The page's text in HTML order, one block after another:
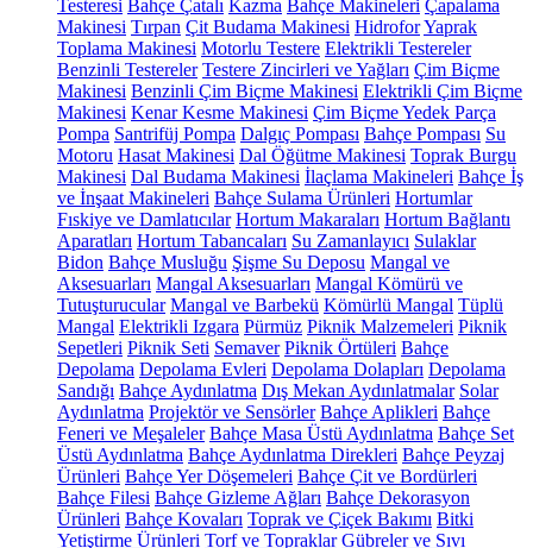
Testeresi Bahçe Çatalı Kazma Bahçe Makineleri Çapalama
Makinesi Tırpan Çit Budama Makinesi HidroforYaprak
Toplama Makinesi Motorlu Testere Elektrikli Testereler
Benzinli Testereler Testere Zincirleri ve Yağları Çim Biçme
Makinesi Benzinli Çim Biçme Makinesi Elektrikli Çim Biçme
Makinesi Kenar Kesme Makinesi Çim Biçme Yedek Parça
Pompa Santrifüj Pompa Dalgıç Pompası Bahçe Pompası Su
Motoru Hasat Makinesi Dal Öğütme Makinesi Toprak Burgu
Makinesi Dal Budama Makinesi İlaçlama Makineleri Bahçe İş
ve İnşaat Makineleri Bahçe Sulama Ürünleri Hortumlar
Fıskiye ve Damlatıcılar Hortum Makaraları Hortum Bağlantı
Aparatları Hortum Tabancaları Su Zamanlayıcı Sulaklar
Bidon Bahçe Musluğu Şişme Su Deposu Mangal ve
Aksesuarları Mangal Aksesuarları Mangal Kömürü ve
Tutuşturucular Mangal ve Barbekü Kömürlü Mangal Tüplü
Mangal Elektrikli Izgara Pürmüz Piknik Malzemeleri Piknik
Sepetleri Piknik Seti Semaver Piknik Örtüleri Bahçe
Depolama Depolama Evleri Depolama Dolapları Depolama
Sandığı Bahçe Aydınlatma Dış Mekan Aydınlatmalar Solar
Aydınlatma Projektör ve Sensörler Bahçe Aplikleri Bahçe
Feneri ve Meşaleler Bahçe Masa Üstü Aydınlatma Bahçe Set
Üstü Aydınlatma Bahçe Aydınlatma Direkleri Bahçe Peyzaj
Ürünleri Bahçe Yer Döşemeleri Bahçe Çit ve Bordürleri
Bahçe Filesi Bahçe Gizleme Ağları Bahçe Dekorasyon
Ürünleri Bahçe Kovaları Toprak ve Çiçek Bakımı Bitki
Yetiştirme Ürünleri Torf ve Topraklar Gübreler ve Sıvı